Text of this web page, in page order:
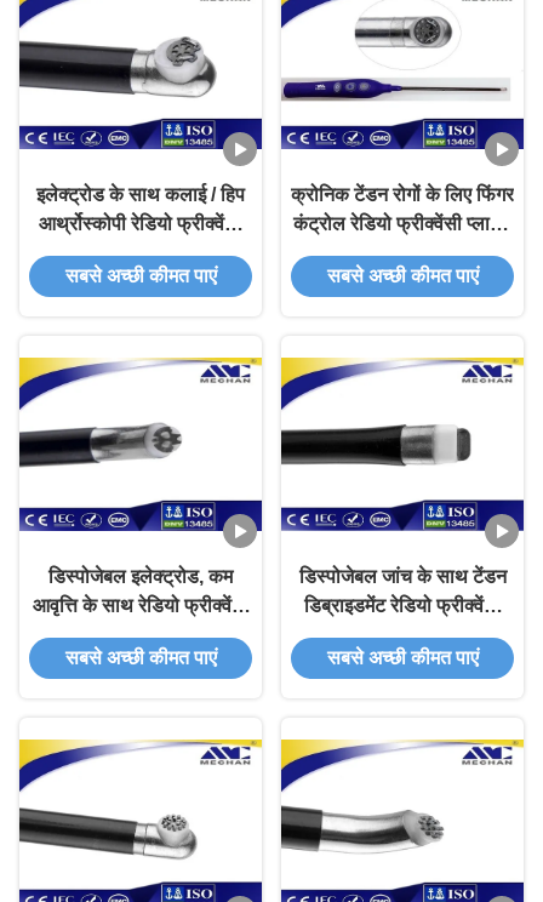
इलेक्ट्रोड के साथ कलाई / हिप
आर्थ्रोस्कोपी रेडियो फ्रीक्वेंसी
प्लाज्मा जनरेटर द्विध्रुवी जांच
सबसे अच्छी कीमत पाएं
क्रोनिक टेंडन रोगों के लिए फिंगर
कंट्रोल रेडियो फ्रीक्वेंसी प्लाज्मा
जेनरेटर इलेक्ट्रोड
सबसे अच्छी कीमत पाएं
डिस्पोजेबल इलेक्ट्रोड, कम
आवृत्ति के साथ रेडियो फ्रीक्वेंसी
प्लाज्मा जेनरेटर पृथक्करण जांच
सबसे अच्छी कीमत पाएं
डिस्पोजेबल जांच के साथ टेंडन
डिब्राइडमेंट रेडियो फ्रीक्वेंसी
प्लाज़्मा जेनरेटर एब्लेशन
सबसे अच्छी कीमत पाएं